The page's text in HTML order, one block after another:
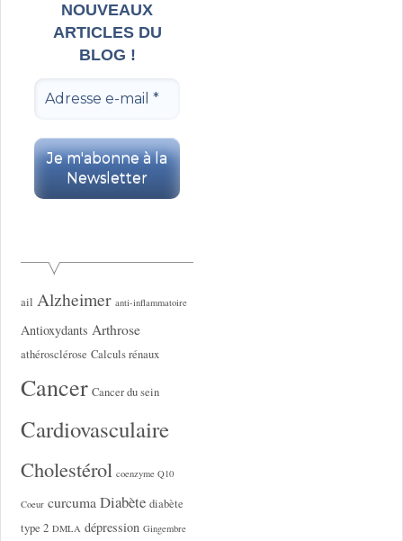
NOUVEAUX
ARTICLES DU
BLOG !
ail Alzheimer anti-inflammatoire
Antioxydants Arthrose
athérosclérose Calculs rénaux
Cancer Cancer du sein
Cardiovasculaire
Cholestérol coenzyme Q10
Coeur curcuma Diabète diabète
type 2 DMLA dépression Gingembre